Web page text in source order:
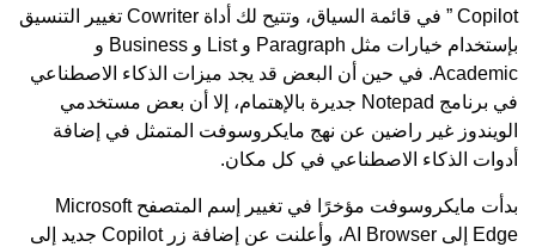
Copilot ” في قائمة السياق، وتتيح لك أداة Cowriter تغيير التنسيق
بإستخدام خيارات مثل Paragraph و List و Business و
Academic. في حين أن البعض قد يجد ميزات الذكاء الاصطناعي
في برنامج Notepad جديرة بالإهتمام، إلا أن بعض مستخدمي
الويندوز غير راضين عن نهج مايكروسوفت المتمثل في إضافة
أدوات الذكاء الاصطناعي في كل مكان.
بدأت مايكروسوفت مؤخرًا في تغيير إسم المتصفح Microsoft
Edge إلى AI Browser، وأعلنت عن إضافة زر Copilot جديد إلى